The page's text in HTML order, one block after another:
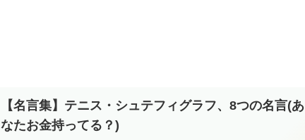
【名言集】テニス・シュテフィグラフ、8つの名言(あ
なたお金持ってる？)